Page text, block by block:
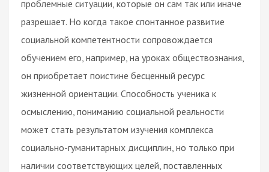
проблемные ситуации, которые он сам так или иначе
разрешает. Но когда такое спонтанное развитие
социальной компетентности сопровождается
обучением его, например, на уроках обществознания,
он приобретает поистине бесценный ресурс
жизненной ориентации. Способность ученика к
осмыслению, пониманию социальной реальности
может стать результатом изучения комплекса
социально-гуманитарных дисциплин, но только при
наличии соответствующих целей, поставленных